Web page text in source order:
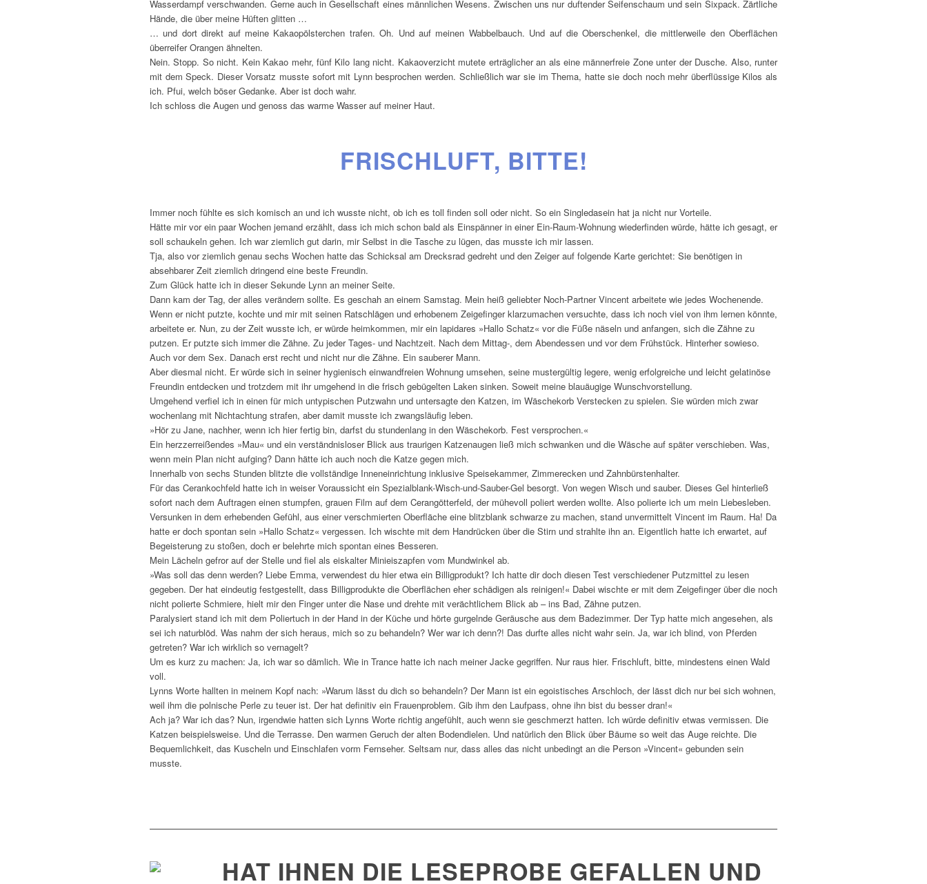
Wasserdampf verschwanden. Gerne auch in Gesellschaft eines männlichen Wesens. Zwischen uns nur duftender Seifenschaum und sein Sixpack. Zärtliche
Hände, die über meine Hüften glitten …
… und dort direkt auf meine Kakaopölsterchen trafen. Oh. Und auf meinen Wabbelbauch. Und auf die Oberschenkel, die mittlerweile den Oberflächen
überreifer Orangen ähnelten.
Nein. Stopp. So nicht. Kein Kakao mehr, fünf Kilo lang nicht. Kakaoverzicht mutete erträglicher an als eine männerfreie Zone unter der Dusche. Also, runter
mit dem Speck. Dieser Vorsatz musste sofort mit Lynn besprochen werden. Schließlich war sie im Thema, hatte sie doch noch mehr überflüssige Kilos als
ich. Pfui, welch böser Gedanke. Aber ist doch wahr.
Ich schloss die Augen und genoss das warme Wasser auf meiner Haut.
FRISCHLUFT, BITTE!
Immer noch fühlte es sich komisch an und ich wusste nicht, ob ich es toll finden soll oder nicht. So ein Singledasein hat ja nicht nur Vorteile.
Hätte mir vor ein paar Wochen jemand erzählt, dass ich mich schon bald als Einspänner in einer Ein-Raum-Wohnung wiederfinden würde, hätte ich gesagt, er
soll schaukeln gehen. Ich war ziemlich gut darin, mir Selbst in die Tasche zu lügen, das musste ich mir lassen.
Tja, also vor ziemlich genau sechs Wochen hatte das Schicksal am Drecksrad gedreht und den Zeiger auf folgende Karte gerichtet: Sie benötigen in
absehbarer Zeit ziemlich dringend eine beste Freundin.
Zum Glück hatte ich in dieser Sekunde Lynn an meiner Seite.
Dann kam der Tag, der alles verändern sollte. Es geschah an einem Samstag. Mein heiß geliebter Noch-Partner Vincent arbeitete wie jedes Wochenende.
Wenn er nicht putzte, kochte und mir mit seinen Ratschlägen und erhobenem Zeigefinger klarzumachen versuchte, dass ich noch viel von ihm lernen könnte,
arbeitete er. Nun, zu der Zeit wusste ich, er würde heimkommen, mir ein lapidares »Hallo Schatz« vor die Füße näseln und anfangen, sich die Zähne zu
putzen. Er putzte sich immer die Zähne. Zu jeder Tages- und Nachtzeit. Nach dem Mittag-, dem Abendessen und vor dem Frühstück. Hinterher sowieso.
Auch vor dem Sex. Danach erst recht und nicht nur die Zähne. Ein sauberer Mann.
Aber diesmal nicht. Er würde sich in seiner hygienisch einwandfreien Wohnung umsehen, seine mustergültig legere, wenig erfolgreiche und leicht gelatinöse
Freundin entdecken und trotzdem mit ihr umgehend in die frisch gebügelten Laken sinken. Soweit meine blauäugige Wunschvorstellung.
Umgehend verfiel ich in einen für mich untypischen Putzwahn und untersagte den Katzen, im Wäschekorb Verstecken zu spielen. Sie würden mich zwar
wochenlang mit Nichtachtung strafen, aber damit musste ich zwangsläufig leben.
»Hör zu Jane, nachher, wenn ich hier fertig bin, darfst du stundenlang in den Wäschekorb. Fest versprochen.«
Ein herzzerreißendes »Mau« und ein verständnisloser Blick aus traurigen Katzenaugen ließ mich schwanken und die Wäsche auf später verschieben. Was,
wenn mein Plan nicht aufging? Dann hätte ich auch noch die Katze gegen mich.
Innerhalb von sechs Stunden blitzte die vollständige Inneneinrichtung inklusive Speisekammer, Zimmerecken und Zahnbürstenhalter.
Für das Cerankochfeld hatte ich in weiser Voraussicht ein Spezialblank-Wisch-und-Sauber-Gel besorgt. Von wegen Wisch und sauber. Dieses Gel hinterließ
sofort nach dem Auftragen einen stumpfen, grauen Film auf dem Cerangötterfeld, der mühevoll poliert werden wollte. Also polierte ich um mein Liebesleben.
Versunken in dem erhebenden Gefühl, aus einer verschmierten Oberfläche eine blitzblank schwarze zu machen, stand unvermittelt Vincent im Raum. Ha! Da
hatte er doch spontan sein »Hallo Schatz« vergessen. Ich wischte mit dem Handrücken über die Stirn und strahlte ihn an. Eigentlich hatte ich erwartet, auf
Begeisterung zu stoßen, doch er belehrte mich spontan eines Besseren.
Mein Lächeln gefror auf der Stelle und fiel als eiskalter Minieiszapfen vom Mundwinkel ab.
»Was soll das denn werden? Liebe Emma, verwendest du hier etwa ein Billigprodukt? Ich hatte dir doch diesen Test verschiedener Putzmittel zu lesen
gegeben. Der hat eindeutig festgestellt, dass Billigprodukte die Oberflächen eher schädigen als reinigen!« Dabei wischte er mit dem Zeigefinger über die noch
nicht polierte Schmiere, hielt mir den Finger unter die Nase und drehte mit verächtlichem Blick ab – ins Bad, Zähne putzen.
Paralysiert stand ich mit dem Poliertuch in der Hand in der Küche und hörte gurgelnde Geräusche aus dem Badezimmer. Der Typ hatte mich angesehen, als
sei ich naturblöd. Was nahm der sich heraus, mich so zu behandeln? Wer war ich denn?! Das durfte alles nicht wahr sein. Ja, war ich blind, von Pferden
getreten? War ich wirklich so vernagelt?
Um es kurz zu machen: Ja, ich war so dämlich. Wie in Trance hatte ich nach meiner Jacke gegriffen. Nur raus hier. Frischluft, bitte, mindestens einen Wald
voll.
Lynns Worte hallten in meinem Kopf nach: »Warum lässt du dich so behandeln? Der Mann ist ein egoistisches Arschloch, der lässt dich nur bei sich wohnen,
weil ihm die polnische Perle zu teuer ist. Der hat definitiv ein Frauenproblem. Gib ihm den Laufpass, ohne ihn bist du besser dran!«
Ach ja? War ich das? Nun, irgendwie hatten sich Lynns Worte richtig angefühlt, auch wenn sie geschmerzt hatten. Ich würde definitiv etwas vermissen. Die
Katzen beispielsweise. Und die Terrasse. Den warmen Geruch der alten Bodendielen. Und natürlich den Blick über Bäume so weit das Auge reichte. Die
Bequemlichkeit, das Kuscheln und Einschlafen vorm Fernseher. Seltsam nur, dass alles das nicht unbedingt an die Person »Vincent« gebunden sein
musste.
HAT IHNEN DIE LESEPROBE GEFALLEN UND